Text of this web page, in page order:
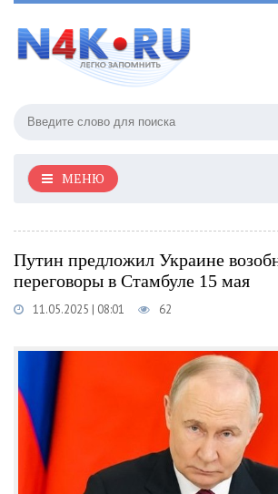
МЕНЮ
Путин предложил Украине
переговоры в Стамбуле 15 мая
11.05.2025 | 08:01 62